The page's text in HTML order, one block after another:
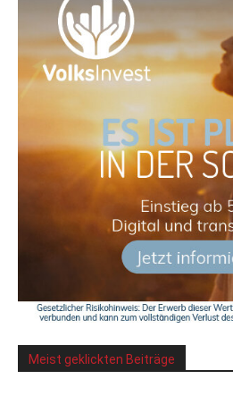
Meist geklickten Beiträge